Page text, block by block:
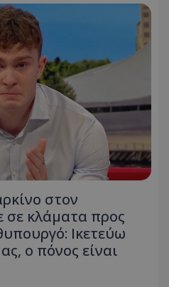
στον
σε κλάματα προς
Ικετεύω
ο πόνος είναι